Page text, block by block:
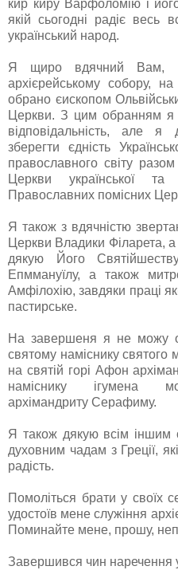
кир киру Варфоломію і
якій сьогодні радіє весь
український народ.
Я щиро вдячний Вам,
архієрейському собору,
обрано єископом
Церкви. З цим обранням я
відповідальність, але
зберегти єдність
православного світу
Церкви української
Православних помісних
Я також з вдячністю
Церкви Владики Філарета,
дякую Його
Епммануїлу, а також
Амфілохію, завдяки праці
пастирське.
На завершеня я не можу
святому наміснику
на святій горі Афон
наміснику ігумена
архімандриту Серафиму.
Я також дякую всім іншим
духовним чадам з Греції,
радість.
Помоліться брати у своїх
удостоїв мене служіння
Поминайте мене, прошу,
Завершився чин наречення